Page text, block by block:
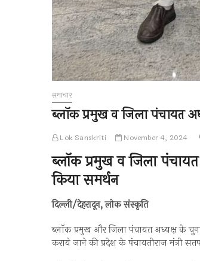
समाचार
ब्लॉक प्रमुख व जिला पंचायत
Lok Sanskriti November 4, 2024
ब्लॉक प्रमुख व जिला पंचायत
किया समर्थन
दिल्ली/देहरादून, लोक संस्कृति
ब्लॉक प्रमुख और जिला पंचायत अध्यक्ष के
कराये जाने की प्रदेश के पंचायतीराज मंत्री